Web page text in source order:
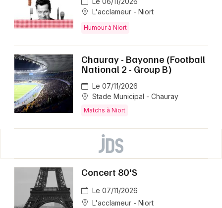
L'acclameur - Niort
Humour à Niort
Chauray - Bayonne (Football
National 2 - Group B)
Le 07/11/2026
Stade Municipal - Chauray
Matchs à Niort
Concert 80'S
Le 07/11/2026
L'acclameur - Niort